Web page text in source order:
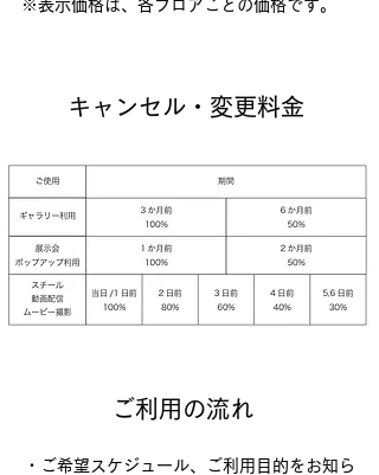
※表示価格は、各フロアごとの価格です。
キャンセル・変更料金
ご利用の流れ
・ご希望スケジュール、ご利用目的をお知ら